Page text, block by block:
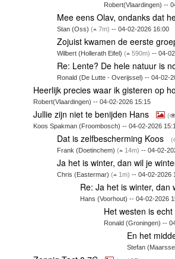
Robert(Vlaardingen) --
Mee eens Olav, ondanks dat
Stan (Oss) ( 7m) -- 04-02-2026 16:00
Zojuist kwamen de eerste
Wilbert (Hollerath Eifel) ( 590m) -- 04-
Re: Lente? De hele natuur is
Ronald (De Lutte - Overijssel) -- 04-02-
Heerlijk precies waar ik gisteren op
Robert(Vlaardingen) -- 04-02-2026 15:15
Jullie zijn niet te benijden Hans (
Koos Spakman (Froombosch) -- 04-02-2026
Dat is zelfbescherming Koos (
Frank (Doetinchem) ( 14m) -- 04-02-
Ja het is winter, dan wil je
Chris (Eastermar) ( 1m) -- 04-02-2026
Re: Ja het is winter, dan
Hans (Voorhout) -- 04-02-2026
Het westen is
Ronald (Groningen) --
En het
Stefan